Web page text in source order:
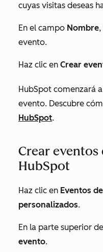
cuyas visitas deseas
En el campo Nombre
evento.
Haz clic en Crear
HubSpot comenzará
evento. Descubre
HubSpot.
Crear eventos
HubSpot
Haz clic en Eventos
personalizados.
En la parte superior
evento.